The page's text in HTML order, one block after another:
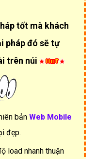
tốt mà khách
pháp đó sẽ tự
trên núi
bản Web Mobile
đẹp.
load nhanh thuận